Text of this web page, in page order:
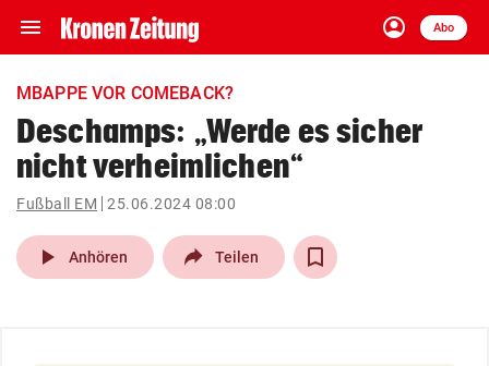
menu Navigation
ein-/ausklappen
account_circle
Anmelden
Abo
close Schließen
account_circle Anmelden
pin_drop
Wien arrow_right
MBAPPE VOR COMEBACK?
Deschamps: „Werde es sicher
nicht verheimlichen“
Fußball EM 25.06.2024 08:00
play_arrow Anhören Teilen